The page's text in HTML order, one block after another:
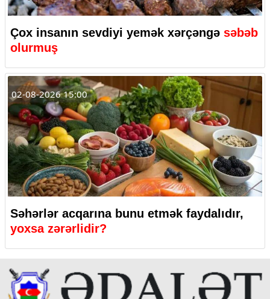
Çox insanın sevdiyi yemək xərçəngə səbəb
olurmuş
02-08-2026 15:00
Səhərlər acqarına bunu etmək faydalıdır,
yoxsa zərərlidir?